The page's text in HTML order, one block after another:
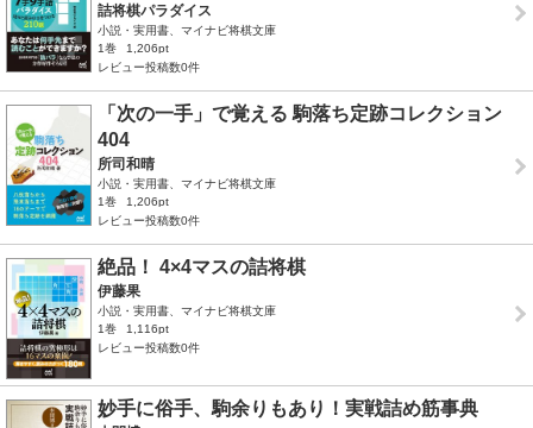
詰将棋パラダイス
小説・実用書、マイナビ将棋文庫
1巻
1,206pt
レビュー投稿数0件
「次の一手」で覚える 駒落ち定跡コレクション
404
所司和晴
小説・実用書、マイナビ将棋文庫
1巻
1,206pt
レビュー投稿数0件
絶品！ 4×4マスの詰将棋
伊藤果
小説・実用書、マイナビ将棋文庫
1巻
1,116pt
レビュー投稿数0件
妙手に俗手、駒余りもあり！実戦詰め筋事典